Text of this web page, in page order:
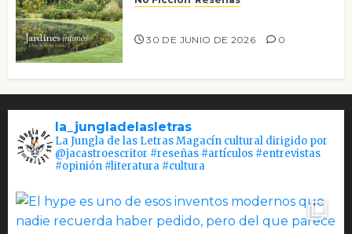
30 DE JUNIO DE 2026 0
la_jungladelasletras
La Jungla de las Letras Magacín cultural dirigido por
@jacastroescritor #reseñas #artículos #entrevistas
#opinión #literatura #cultura